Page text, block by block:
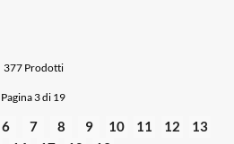
377 Prodotti
Pagina 3 di 19
6 7 8 9 10 11 12
13